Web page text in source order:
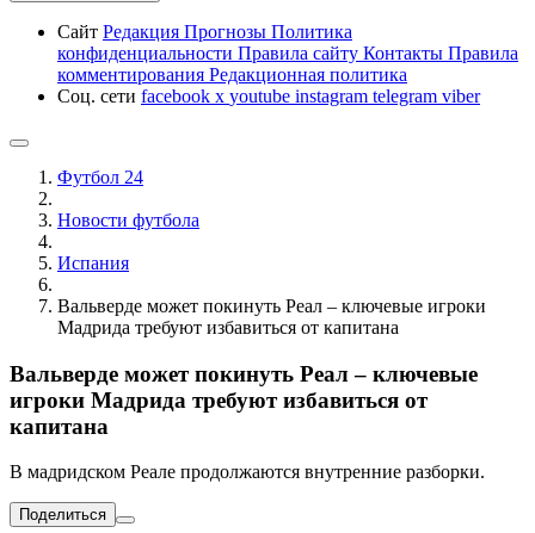
Сайт Редакция Прогнозы Политика
конфиденциальности Правила сайту Контакты Правила
комментирования Редакционная политика
Соц. сети facebook x youtube instagram telegram viber
Футбол 24
Новости футбола
Испания
Вальверде может покинуть Реал – ключевые игроки
Мадрида требуют избавиться от капитана
Вальверде может покинуть Реал – ключевые
игроки Мадрида требуют избавиться от
капитана
В мадридском Реале продолжаются внутренние разборки.
Поделиться